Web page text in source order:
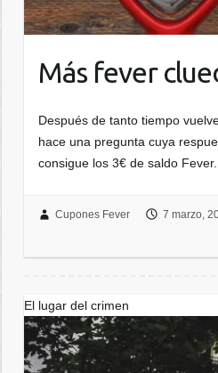
Más fever
Después de tanto tiempo
hace una pregunta cuya
consigue los 3€ de saldo
Cupones Fever 7 marzo,
El lugar del crimen